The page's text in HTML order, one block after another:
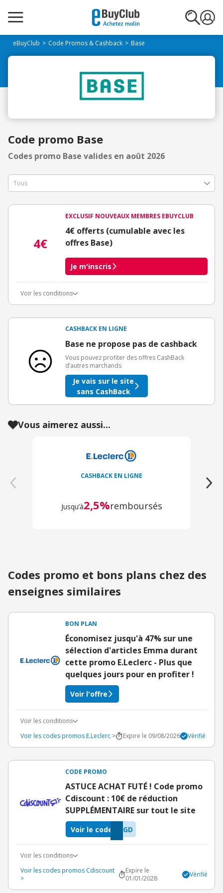
eBuyClub Code Promos & Cashback Base
Code promo Base
Codes promo Base valides en août 2026
4€
EXCLUSIF NOUVEAUX MEMBRES EBUYCLUB
4€ offerts (cumulable avec les
offres Base)
Je m'inscris
Voir les conditions
3€ de bienvenue crédités immédiatement + 1€ supplémentaire
Offre réservée à une toute première inscription chez eBuyClub.
CASHBACK EN LIGNE
Base ne propose pas de cashback
Vous pouvez profiter des offres CashBack
d’autres marchands
Je vais sur le site
sans CashBack
Vous aimerez aussi...
CASHBACK EN LIGNE
Jusqu’à2,5%remboursés
Codes promo et bons plans chez des
enseignes similaires
BON PLAN
Économisez jusqu'à 47% sur une
sélection d'articles Emma durant
cette promo E.Leclerc - Plus que
quelques jours pour en profiter !
Voir l'offre
Voir les conditions
Voir les codes promos E.Leclerc >
Expire le 09/08/2026 Vérifié
CODE PROMO
ASTUCE ACHAT FUTÉ ! Code promo
Cdiscount : 10€ de réduction
SUPPLÉMENTAIRE sur tout le site
XGD
Voir le code
Voir les conditions
Voir les codes promos Cdiscount
>
Expire le
01/01/2028
Vérifié